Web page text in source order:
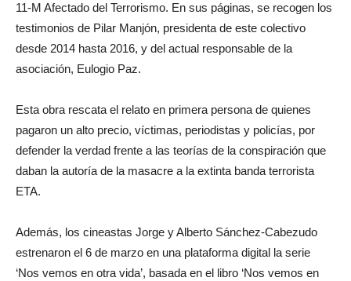
11-M Afectado del Terrorismo. En sus páginas, se recogen los
testimonios de Pilar Manjón, presidenta de este colectivo
desde 2014 hasta 2016, y del actual responsable de la
asociación, Eulogio Paz.
Esta obra rescata el relato en primera persona de quienes
pagaron un alto precio, víctimas, periodistas y policías, por
defender la verdad frente a las teorías de la conspiración que
daban la autoría de la masacre a la extinta banda terrorista
ETA.
Además, los cineastas Jorge y Alberto Sánchez-Cabezudo
estrenaron el 6 de marzo en una plataforma digital la serie
‘Nos vemos en otra vida’, basada en el libro ‘Nos vemos en